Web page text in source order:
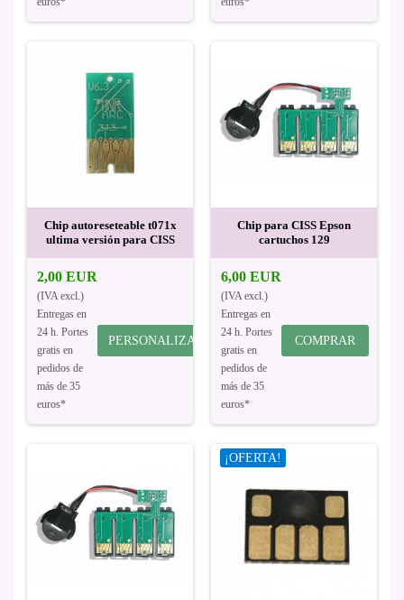
Chip autoreseteable t071x
ultima versión para CISS
2,00 EUR
(IVA excl.)
Entregas en
24 h. Portes
gratis en
pedidos de
más de 35
euros*
PERSONALIZAR
Chip para CISS Epson
cartuchos 129
6,00 EUR
(IVA excl.)
Entregas en
24 h. Portes
gratis en
pedidos de
más de 35
euros*
COMPRAR
¡OFERTA!